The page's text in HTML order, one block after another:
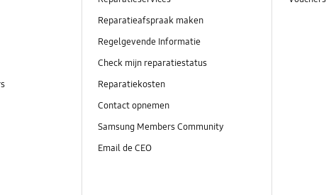
Reparatieafspraak maken
Regelgevende Informatie
Check mijn reparatiestatus
Reparatiekosten
Contact opnemen
Samsung Members Community
Email de CEO